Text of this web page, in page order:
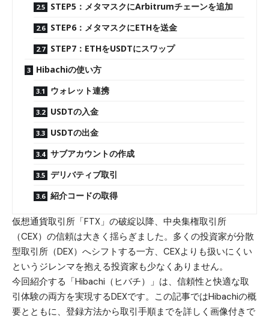
STEP5：メタマスクにArbitrumチェーンを追加
STEP6：メタマスクにETHを送金
STEP7：ETHをUSDTにスワップ
Hibachiの使い方
ウォレット連携
USDTの入金
USDTの出金
サブアカウントの作成
デリバティブ取引
紹介コードの取得
仮想通貨取引所「FTX」の破綻以降、中央集権取引所
（CEX）の信頼は大きく揺らぎました。多くの投資家が分散
型取引所（DEX）へシフトする一方、CEXよりも扱いにくい
というジレンマを抱える投資家も少なくありません。
今回紹介する「Hibachi（ヒバチ）」は、信頼性と快適な取
引体験の両方を実現するDEXです。この記事ではHibachiの概
要とともに、登録方法から取引手順までを詳しく画像付きで